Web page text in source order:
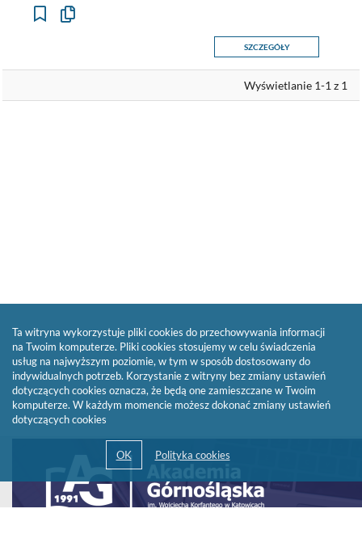
Kopiuj
SZCZEGÓŁY
Wyświetlanie 1-1 z 1
się
w
Ta witryna wykorzystuje pliki cookies do przechowywania informacji
na Twoim komputerze. Pliki cookies stosujemy w celu świadczenia
usług na najwyższym poziomie, w tym w sposób dostosowany do
indywidualnych potrzeb. Korzystanie z witryny bez zmiany ustawień
dotyczących cookies oznacza, że będą one zamieszczane w Twoim
komputerze. W każdym momencie możesz dokonać zmiany ustawień
dotyczących cookies